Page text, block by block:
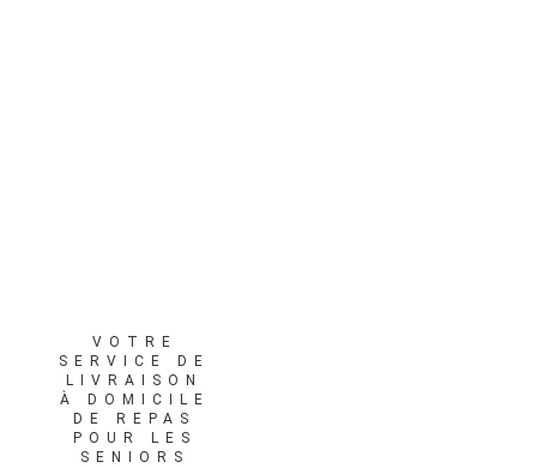
VOTRE
SERVICE DE
LIVRAISON
À DOMICILE
DE REPAS
POUR LES
SENIORS